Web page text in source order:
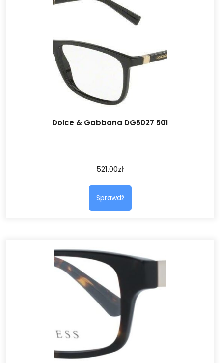
Dolce & Gabbana DG5027 501
521.00zł
Sprawdź